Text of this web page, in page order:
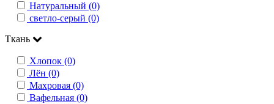
Натуральный (0)
светло-серый (0)
Ткань
Хлопок (0)
Лён (0)
Махровая (0)
Вафельная (0)